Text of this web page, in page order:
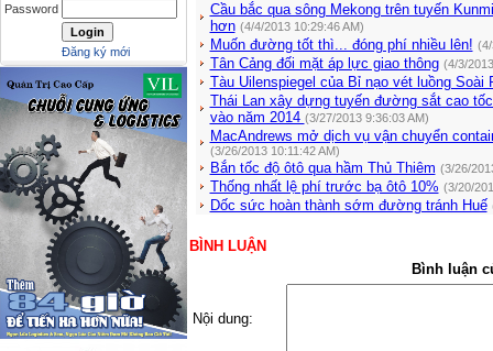
Password
Đăng ký mới
Cầu bắc qua sông Mekong trên tuyến
hơn (4/4/2013 10:29:46 AM)
Muốn đường tốt thì... đóng phí nhiều lên!
Tân Cảng đối mặt áp lực giao thông (4/3/
Tàu Uilenspiegel của Bỉ nạo vét luồng Soài
Thái Lan xây dựng tuyến đường sắt cao
vào năm 2014 (3/27/2013 9:36:03 AM)
MacAndrews mở dịch vụ vận chuyển
(3/26/2013 10:11:42 AM)
Bắn tốc độ ôtô qua hầm Thủ Thiêm (3/26/
Thống nhất lệ phí trước bạ ôtô 10% (3/20/
Dốc sức hoàn thành sớm đường tránh Huế
BÌNH LUẬN
Bình luận
Nội dung: